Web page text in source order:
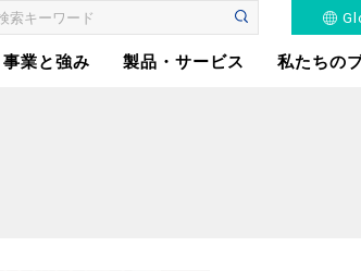
事業と強み 製品・サービス 私たちの